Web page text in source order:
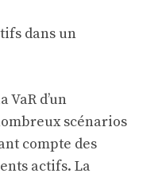
dans un
d’un
scénarios
compte des
actifs. La